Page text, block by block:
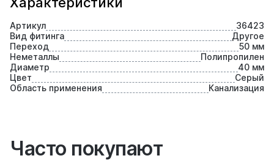
Артикул
36423
Вид фитинга
Другое
Переход
50 мм
Неметаллы
Полипропилен
Диаметр
40 мм
Цвет
Серый
Область применения
Канализация
Часто покупают